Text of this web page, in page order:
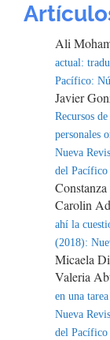
Ali
actual:
Pacífico:
Javier
Recursos
personales
Nueva
del Pacífico
Carolin
ahí la
(2018):
Micaela
Valeria
en una
Nueva
del Pacífico